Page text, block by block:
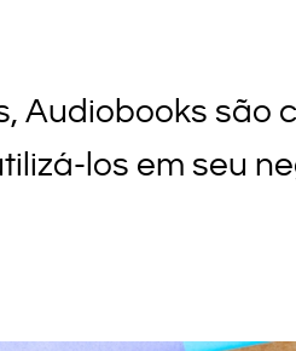
Audiobooks são
los em seu